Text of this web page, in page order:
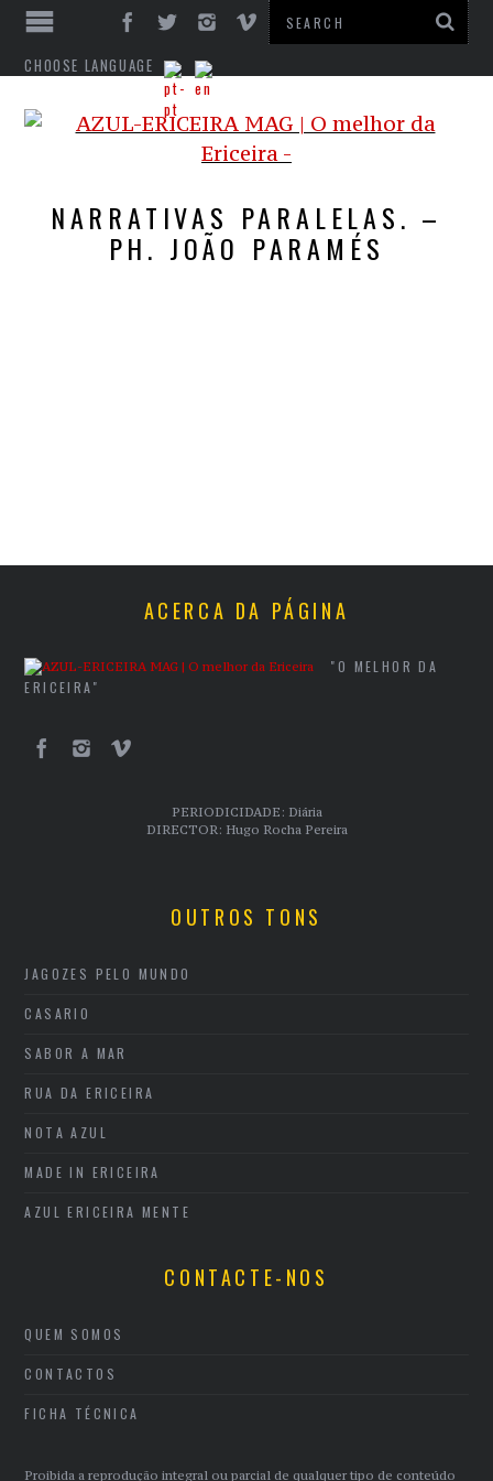
CHOOSE LANGUAGE
NARRATIVAS PARALELAS. –
PH. JOÃO PARAMÉS
ACERCA DA PÁGINA
"O MELHOR DA
ERICEIRA"
PERIODICIDADE: Diária
DIRECTOR: Hugo Rocha Pereira
OUTROS TONS
JAGOZES PELO MUNDO
CASARIO
SABOR A MAR
RUA DA ERICEIRA
NOTA AZUL
MADE IN ERICEIRA
AZUL ERICEIRA MENTE
CONTACTE-NOS
QUEM SOMOS
CONTACTOS
FICHA TÉCNICA
Proibida a reprodução integral ou parcial de qualquer tipo de conteúdo